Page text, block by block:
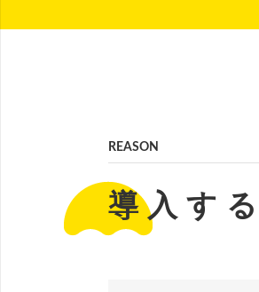
REASON
導入す